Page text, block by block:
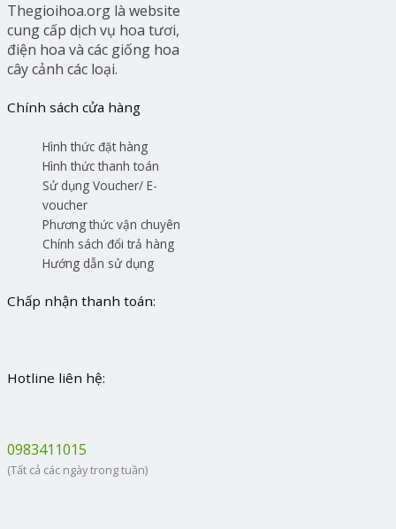
Thegioihoa.org là website
cung cấp dịch vụ hoa tươi,
điện hoa và các giống hoa
cây cảnh các loại.
Chính sách cửa hàng
Hình thức đặt hàng
Hình thức thanh toán
Sử dụng Voucher/ E-
voucher
Phương thức vận chuyên
Chính sách đổi trả hàng
Hướng dẫn sử dụng
Chấp nhận thanh toán:
Hotline liên hệ:
0983411015
(Tất cả các ngày trong tuần)